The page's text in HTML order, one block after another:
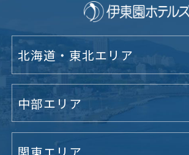
北海道・東北エリア
中部エリア
関東エリア